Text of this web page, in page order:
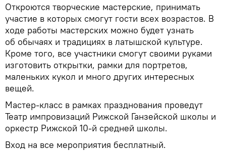
Откроются творческие мастерские, принимать
участие в которых смогут гости всех возрастов. В
ходе работы мастерских можно будет узнать
об обычаях и традициях в латышской культуре.
Кроме того, все участники смогут своими руками
изготовить открытки, рамки для портретов,
маленьких кукол и много других интересных
вещей.
Мастер-класс в рамках празднования проведут
Театр импровизаций Рижской Ганзейской школы и
оркестр Рижской 10-й средней школы.
Вход на все мероприятия бесплатный.